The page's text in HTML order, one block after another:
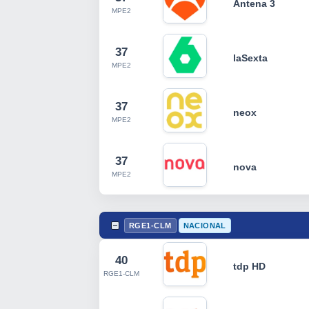
MPE2
Antena 3
37
MPE2
laSexta
37
MPE2
neox
37
MPE2
nova
RGE1-CLM NACIONAL
40
RGE1-CLM
tdp HD